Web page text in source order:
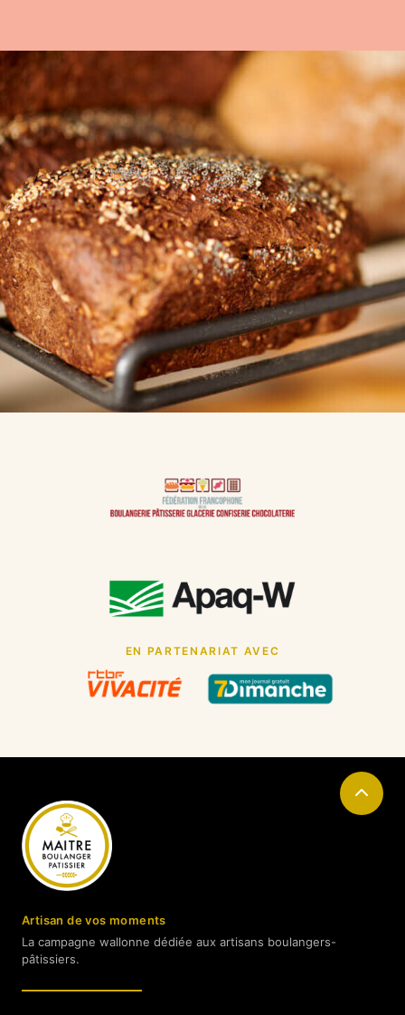
EN PARTENARIAT AVEC
Artisan de vos moments
La campagne wallonne dédiée aux artisans boulangers-
pâtissiers.